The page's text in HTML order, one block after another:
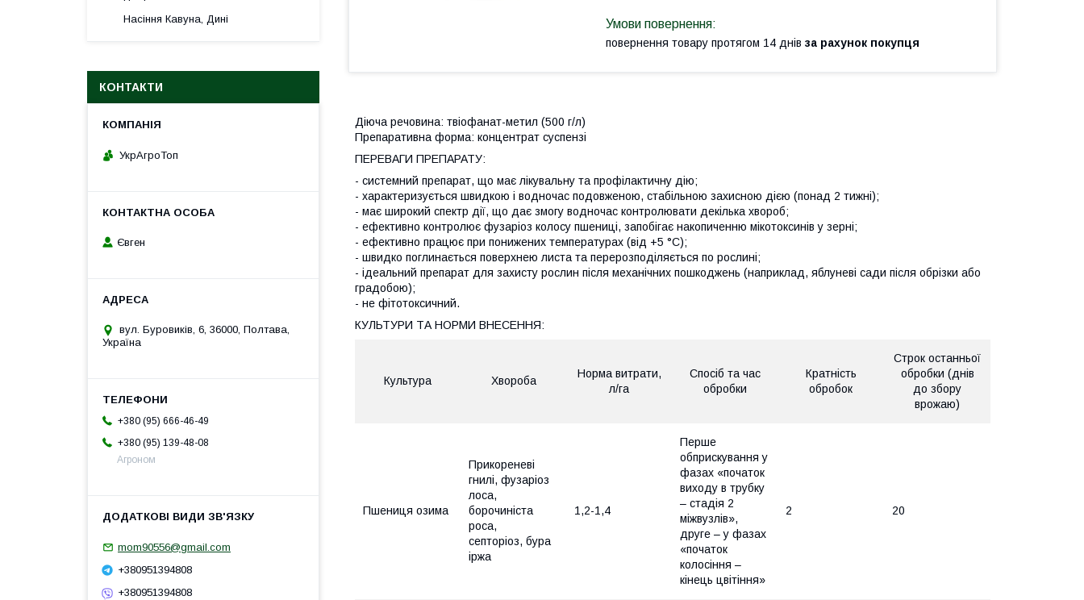
повернення товару протягом 14 днів за рахунок покупця
Діюча речовина: твіофанат-метил (500 г/л)
Препаративна форма: концентрат суспензі
ПЕРЕВАГИ ПРЕПАРАТУ:
- системний препарат, що має лікувальну та профілактичну дію;
- характеризується швидкою і водночас подовженою, стабільною захисною дією (понад 2 тижні);
- має широкий спектр дії, що дає змогу водночас контролювати декілька хвороб;
- ефективно контролює фузаріоз колосу пшениці, запобігає накопиченню мікотоксинів у зерні;
- ефективно працює при понижених температурах (від +5 °С);
- швидко поглинається поверхнею листа та перерозподіляється по рослині;
- ідеальний препарат для захисту рослин після механічних пошкоджень (наприклад, яблуневі сади після обрізки або
градобою);
- не фітотоксичний.
КУЛЬТУРИ ТА НОРМИ ВНЕСЕННЯ:
Культура Хвороба
Норма витрати,
л/га
Спосіб та час
обробки
Кратність
обробок
Строк останньої
обробки (днів
до збору
врожаю)
Пшениця озима
Прикореневі
гнилі, фузаріоз
лоса,
борочиніста
роса,
септоріоз, бура
іржа
1,2-1,4
Перше
обприскування у
фазах «початок
виходу в трубку
– стадія 2
міжвузлів»,
друге – у фазах
«початок
колосіння –
кінець цвітіння»
2 20
Насіння Кавуна, Дині
КОНТАКТИ
УкрАгроТоп
Євген
вул. Буровиків, 6, 36000, Полтава,
Україна
+380 (95) 666-46-49
+380 (95) 139-48-08
Агроном
mom90556@gmail.com
+380951394808
+380951394808